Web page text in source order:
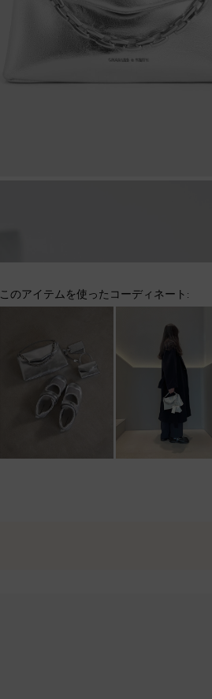
このアイテムを使ったコーディネート: